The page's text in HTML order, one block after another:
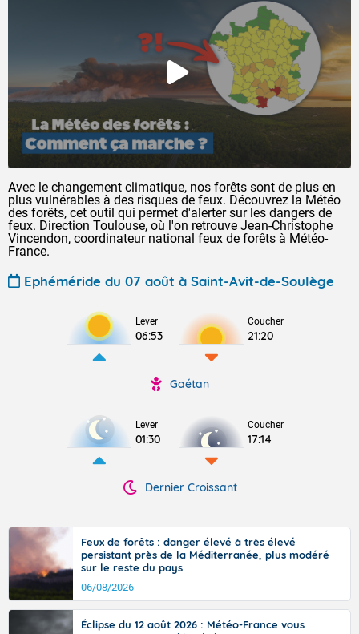
Avec le changement climatique, nos forêts sont de plus en
plus vulnérables à des risques de feux. Découvrez la Météo
des forêts, cet outil qui permet d'alerter sur les dangers de
feux. Direction Toulouse, où l'on retrouve Jean-Christophe
Vincendon, coordinateur national feux de forêts à Météo-
France.
Ephéméride du 07 août à Saint-Avit-de-Soulège
Lever
06:53
Coucher
21:20
Gaétan
Lever
01:30
Coucher
17:14
Dernier Croissant
Feux de forêts : danger élevé à très élevé
persistant près de la Méditerranée, plus modéré
sur le reste du pays
06/08/2026
Éclipse du 12 août 2026 : Météo-France vous